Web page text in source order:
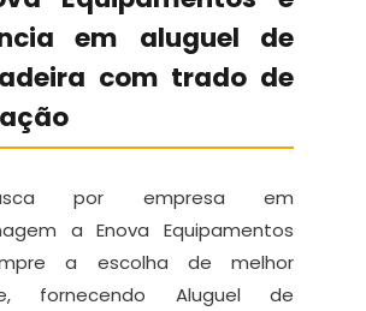
em aluguel de
com trado de
por empresa em
a Enova Equipamentos
a escolha de melhor
fornecendo Aluguel de